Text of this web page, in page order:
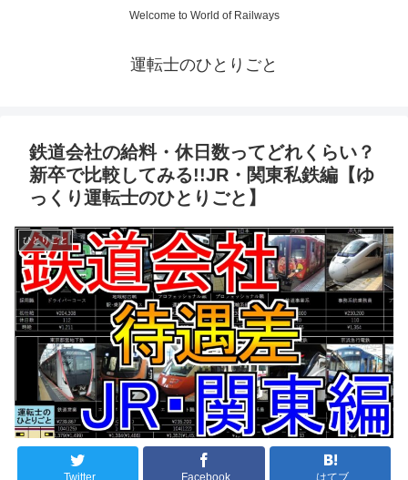
Welcome to World of Railways
運転士のひとりごと
鉄道会社の給料・休日数ってどれくらい？
新卒で比較してみる!!JR・関東私鉄編【ゆ
っくり運転士のひとりごと】
ひとりごと
Twitter Facebook はてブ